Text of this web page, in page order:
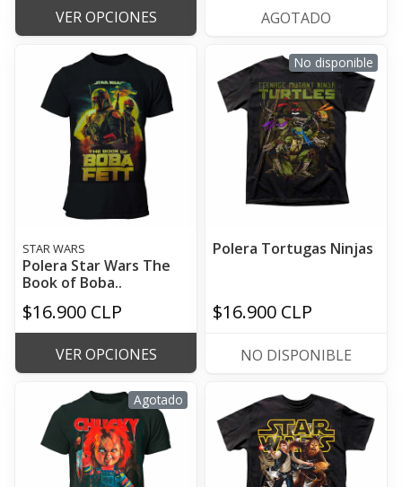
VER OPCIONES AGOTADO
STAR WARS
Polera Star Wars The
Book of Boba..
$16.900 CLP
VER OPCIONES
No disponible
Polera Tortugas Ninjas
$16.900 CLP
NO DISPONIBLE
Agotado